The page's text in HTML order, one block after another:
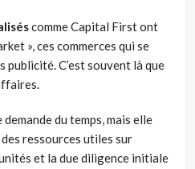
comme Capital First ont
», ces commerces qui se
publicité. C’est souvent là que
du temps, mais elle
ressources utiles sur
et la due diligence initiale